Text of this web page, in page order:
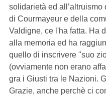
solidarietà ed all’altruismo
di Courmayeur e della
Valdigne, ce l'ha fatta. Ha
alla memoria ed ha
quello di inscrivere "suo
(ovviamente non erano
gra i Giusti tra le Nazioni.
Grazie, anche perchè ci